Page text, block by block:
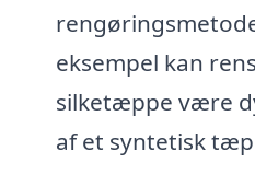
eksempel kan
silketæppe være
af et syntetisk